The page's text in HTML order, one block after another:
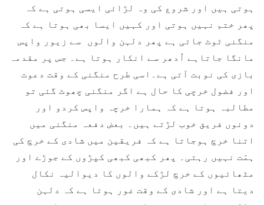
ہوتی ہیں اور شروع کی وہ لڑائی ایسی ہوتی ہے کہ
پھر ختم نہیں ہوتی اور کہیں ایسا بھی ہوتا ہے کہ
منگنی ٹوٹ جاتی ہے پھر دلہن والوں سے زیور واپس
مانگا جاتاہے اُدھر سے انکار ہوتا ہے۔ جس پر مقدمہ
بازی کی نوبت آتی ہے۔اسی طرح منگنی کے وقت دعوت
اور فضول خرچی کا حال ہے اگر منگنی چھوٹ گئی تو
مطالبہ ہوتا ہے کہ ہمارا خرچہ واپس کردو اور
دونوں فریق خوب لڑتے ہیں۔ بعض دفعہ منگنی میں
اتنا خرچ ہوجاتا ہے کہ فریقین میں شادی کے خرچ کی
ہمّت نہیں رہتی۔ پھر کبھی کبھی کپڑوں کے جوڑے اور
مٹھائیوں کے خرچ لڑکے والوں کا دیوالیہ نکال
دیتا ہے اور شادی کے وقت غور ہوتا ہے کہ دلہن